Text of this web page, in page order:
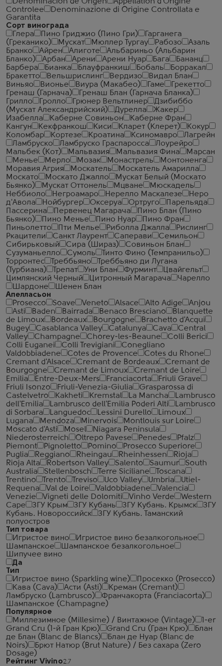
Controlee
Denominazione di Origine Controllata e
Garantita
Сорт винограда
Глера
Пино Гриджио (Пино Гри)
Гарганега
(Греканико)
Мускат Мюллер Тургау Рабозо
Азаль
Бранко
Айрен Алиготе
Альбариньо (Альбарин
Бланко)
Арбан Арени Арени Нуар Бага
Бананц
Барбера
Бианка Блауфранкиш Бобаль
Борракал
Бракетто
Вельшрислинг Вердизо
Видал Блан
Виньяо
Вионье Виура (Макабео) Гаме
Грекетто
Гренаш (Гарнача)
Гренаш Блан (Гарнача Бланка)
Грилло
Гролло Грюнер Вельтлинер
Дзибиббо
(Мускат Александрийский)
Дурелла
Жакер
Изабелла
Каберне Совиньон
Каберне Фран
Кангун
Кекфранкош Киси Кларет (Клерет)
Кокур
Коломбар
Кортезе Кроатина Ксиномавро
Лагрейн
Ламбруско
Ламбруско Граспаросса
Лоурейро
Мальбек (Кот)
Мальвазия Мальвазия Фина
Марсан
Менье
Мерло Мозак Монастрель
Монтоненга
Моравия Агрия
Москатель
Москатель Амарилла
Москато
Москато Джалло
Мускат Белый (Москато
Бьянко)
Мускат Оттонель Мцване
Мюскадель
Неббиоло
Негроамаро Нерелло Маскалезе
Неро
д'Авола
Нойбургер Оксеруа Ортруго
Парельяда
Пассерина
Первенец Магарача
Пино Блан (Пино
Бьянко)
Пино Менье Пино Нуар
Пино Фран
Пиньолетто
Пти Мелье Риболла Джалла
Рислинг
Ркацители
Санкт Лаурент Саперави
Семильон
Сибирьковый
Сира (Шираз)
Совиньон Блан
Сузуманьелло
Сумоль
Тинто Фино (Темпранильо)
Торронтес
Треббьяно
Треббьяно ди Лугана
(Турбиана)
Трепат Уни Блан Фурминт
Цвайгельт
Цимлянский Черный
Цитронный Магарача
Чарелло
Шардоне
Шенен Блан
Апелласьон
Prosecco
Soave Veneto Alsace Alto Adige
Anjou
Asti
Baden Bairrada Benaco Bresciano
Blanquette
de Limoux
Bordeaux Bourgogne
Brachetto d'Acqui
Bugey
Casablanca Valley Catalunya Cava
Central
Valley
Champagne Chorey-les-Beaune
Colli Berici
Colli Euganei
Colli Trevigiani
Conegliano
Valdobbiadene
Cotes de Provence
Cotes du Rhone
Cremant d'Alsace
Cremant de Bordeaux
Cremant de
Bourgogne
Cremant de Limoux
Cremant de Loire
Emilia
Entre-Deux-Mers Franciacorta
Friuli Grave
Friuli Isonzo
Friuli-Venezia-Giulia
Grasparossa di
Castelvetro
Kakheti Kremstal La Mancha
Lambrusco
dell'Emilia
Lambrusco dell'Emilia Poderi Alti
Lambrusco
di Sorbara
Languedoc Lessini Durello
Limoux
Lugana
Mendoza Minervois
Montlouis sur Loire
Moscato d'Asti
Mosel
Niagara Peninsula
Niederosterreich
Oltrepo Pavese Penedes
Pfalz
Piemont
Pignoletto Pomino
Prosecco Superiore
Puglia
Reggiano Rheingau Rheinhessen
Rioja
Rioja Alta
Robertson Valley Salento Saumur
South
Australia
Stellenbosch Terre Siciliane
Toscana
Trentino
Trento Treviso Uco Valley Umbria
Utiel-
Requena
Val de Loire Valdobbiadene
Valencia
Venezie
Vigneti delle Dolomiti Vinho Verde
Western
Cape
ЗГУ Крым ЗГУ Кубань ЗГУ Кубань. Крымск
ЗГУ
Кубань. Новороссийск
ЗГУ Кубань. Таманский
полуостров
Тип товара
Игристое вино
Игристое вино безалкогольное
Шампанское
Шампанское безалкогольное
Шипучее вино
Да
Тип
Игристое вино (Sparkling wine)
Просекко (Prosecco)
Кава (Cava)
Асти (Asti)
Креман (Cremant)
Ламбруско (Lambrusco)
Франчакорта (Franciacorta)
Шампанское (Champagne)
Популярное
Миллезимное (Millesime) / Винтажное (Vintage)
1-er
Grand Cru (1-й Гран Крю)
Grand Cru (Гран Крю)
Блан
де Блан (Blanc de Blancs)
Блан де Нуар (Blanc de
Noirs)
Брют Натюр (Brut Nature) / Без сахара (Zero
Dosage)
Рейтинг Vivino